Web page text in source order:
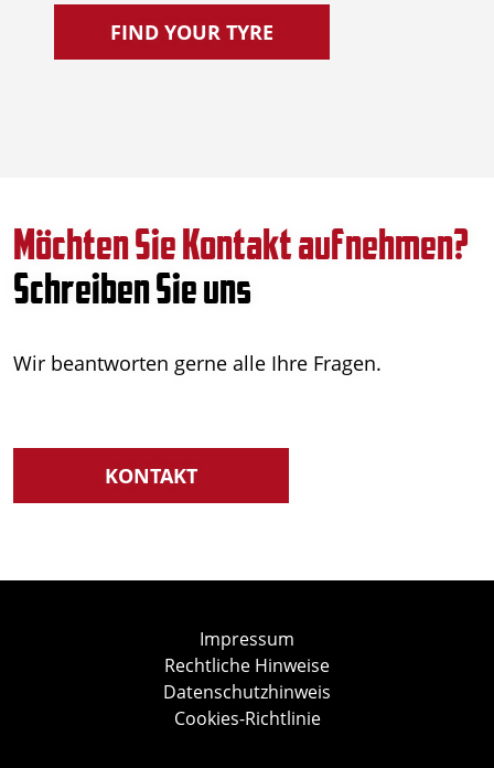
FIND YOUR TYRE
Möchten Sie Kontakt aufnehmen?
Schreiben Sie uns
Wir beantworten gerne alle Ihre Fragen.
KONTAKT
Impressum
Rechtliche Hinweise
Datenschutzhinweis
Cookies-Richtlinie